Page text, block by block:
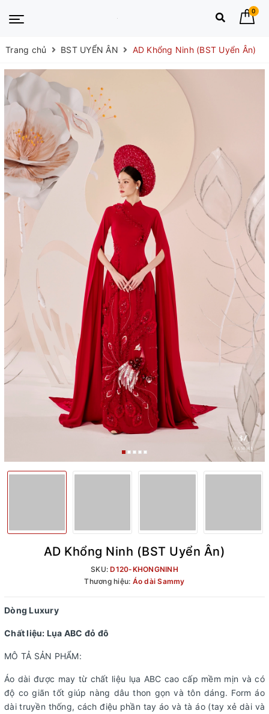
0
Trang chủ BST UYỂN ÂN AD Khổng Ninh (BST Uyển Ân)
AD Khổng Ninh (BST Uyển Ân)
SKU:D120-KHONGNINH
Thương hiệu: Áo dài Sammy
Dòng Luxury
Chất liệu: Lụa ABC đỏ đô
MÔ TẢ SẢN PHẨM:
Áo dài được may từ chất liệu lụa ABC cao cấp mềm mịn và có
độ co giãn tốt giúp nàng dâu thon gọn và tôn dáng. Form áo
dài truyền thống, cách điệu phần tay áo và tà áo (tay xẻ dài và